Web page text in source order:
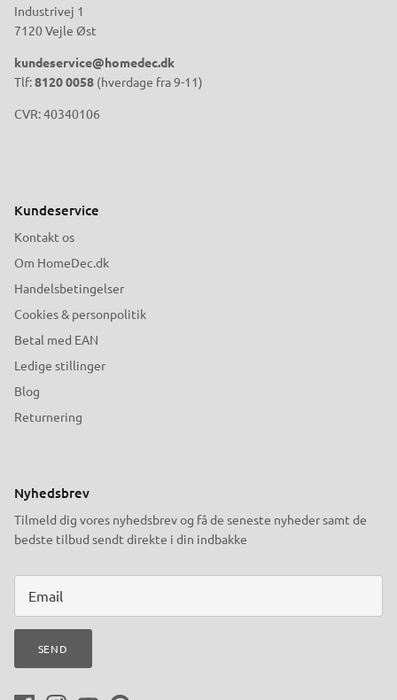
Industrivej 1
7120 Vejle Øst
kundeservice@homedec.dk
Tlf:8120 0058 (hverdage fra 9-11)
CVR: 40340106
Kundeservice
Kontakt os
Om HomeDec.dk
Handelsbetingelser
Cookies & personpolitik
Betal med EAN
Ledige stillinger
Blog
Returnering
Nyhedsbrev
Tilmeld dig vores nyhedsbrev og få de seneste nyheder samt de
bedste tilbud sendt direkte i din indbakke
SEND